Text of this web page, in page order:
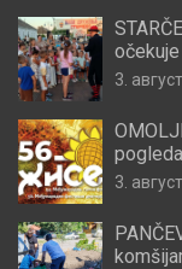
3.
3.